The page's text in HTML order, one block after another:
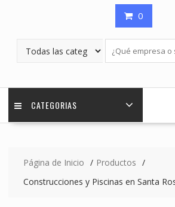
0
CATEGORIAS
Página de Inicio
Productos
Construcciones y Piscinas en Santa